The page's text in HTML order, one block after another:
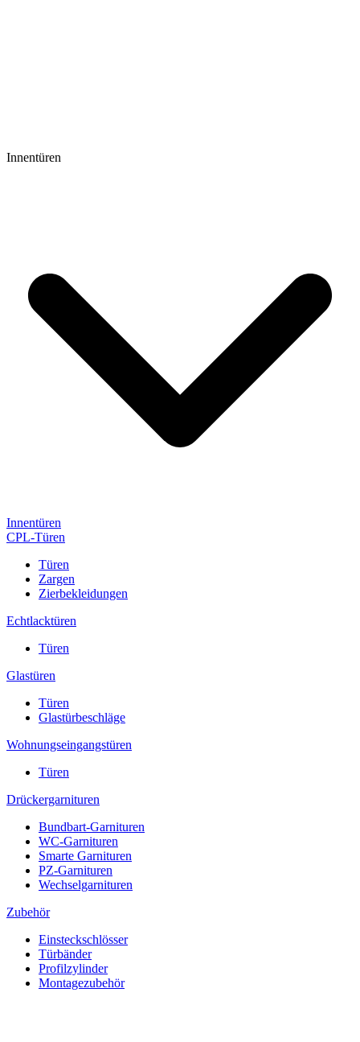
Innentüren
Innentüren
CPL-Türen
Türen
Zargen
Zierbekleidungen
Echtlacktüren
Türen
Glastüren
Türen
Glastürbeschläge
Wohnungseingangstüren
Türen
Drückergarnituren
Bundbart-Garnituren
WC-Garnituren
Smarte Garnituren
PZ-Garnituren
Wechselgarnituren
Zubehör
Einsteckschlösser
Türbänder
Profilzylinder
Montagezubehör